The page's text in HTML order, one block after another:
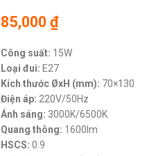
85,000 ₫
Công suất: 15W
Loại đui: E27
Kích thước ØxH (mm): 70×130
Điện áp: 220V/50Hz
Ánh sáng: 3000K/6500K
Quang thông: 1600lm
HSCS: 0.9